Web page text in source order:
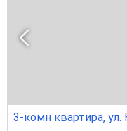
3-комн квартира,